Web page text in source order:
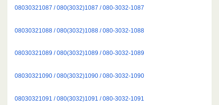
08030321087 / 080(3032)1087 / 080-3032-1087
08030321088 / 080(3032)1088 / 080-3032-1088
08030321089 / 080(3032)1089 / 080-3032-1089
08030321090 / 080(3032)1090 / 080-3032-1090
08030321091 / 080(3032)1091 / 080-3032-1091